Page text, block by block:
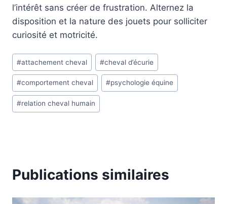
l’intérêt sans créer de frustration. Alternez la
disposition et la nature des jouets pour solliciter
curiosité et motricité.
Étiquettes
de
la
publication :
#attachement cheval #cheval d’écurie
#comportement cheval #psychologie équine
#relation cheval humain
Publications similaires